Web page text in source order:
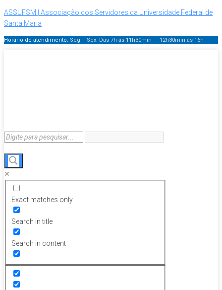
ASSUFSM | Associação dos Servidores da Universidade Federal de
Santa Maria
Horário de atendimento: Seg – Sex: Das 7h às 11h30min – 12h30min às 16h
Exact matches only
Search in title
Search in content